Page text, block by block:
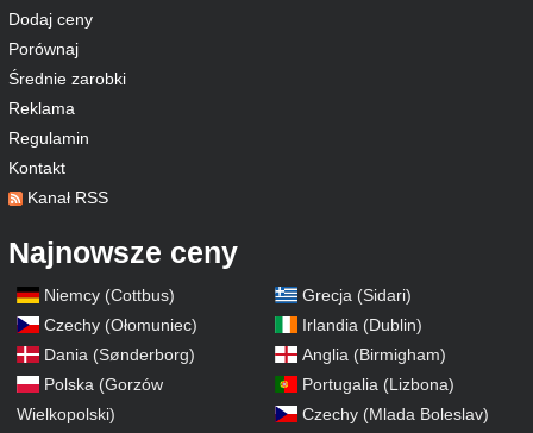
Dodaj ceny
Porównaj
Średnie zarobki
Reklama
Regulamin
Kontakt
Kanał RSS
Najnowsze ceny
Niemcy (Cottbus)
Czechy (Ołomuniec)
Dania (Sønderborg)
Polska (Gorzów
Wielkopolski)
Grecja (Sidari)
Irlandia (Dublin)
Anglia (Birmigham)
Portugalia (Lizbona)
Czechy (Mlada Boleslav)